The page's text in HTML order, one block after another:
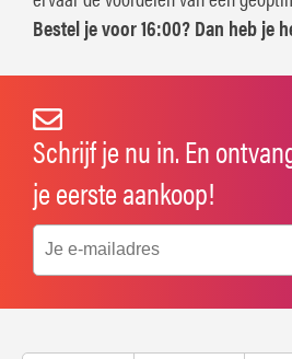
Bestel je voor 16:00? Dan heb je
Schrijf je nu in. En
je eerste aankoop!